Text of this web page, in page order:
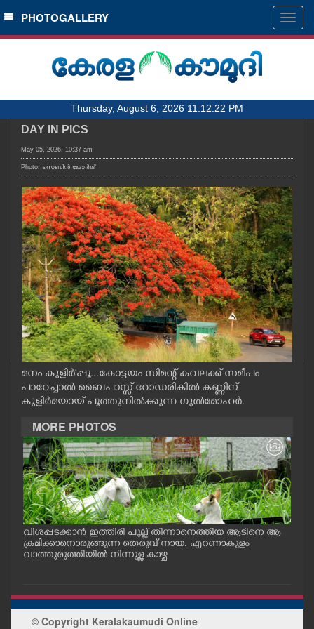
SECTIONS
HOME
NOTIFIED NEWS
KERALA
LOCAL
OBITUARY
NEWS 360
CASE DIARY
OPINION
PHOTOS
LIFESTYLE
SPIRITUAL
ART
PHOTOGALLERY
Thursday, August 6, 2026 11:12:22 PM
DAY IN PICS
May 05, 2026, 10:37 am
Photo: സെബിൻ ജോർജ്
മനം കുളിർ'പ്പൂ...കോട്ടയം സിമന്റ് കവലക്ക് സമീപം
പാറേച്ചാൽ ബൈപാസ്സ് റോഡരികിൽ കണ്ണിന്
കുളിർമയായ് പൂത്തുനിൽക്കുന്ന ഗുൽമോഹർ.
MORE PHOTOS
വിശപ്പടക്കാൻ ഇത്തിരി പുല്ല് തിന്നാനെത്തിയ ആടിനെ ആ
ക്രമിക്കാനൊരുങ്ങുന്ന തെരുവ് നായ. എറണാകുളം
വാത്തുരുത്തിയിൽ നിന്നുള്ള കാഴ്ച
© Copyright Keralakaumudi Online